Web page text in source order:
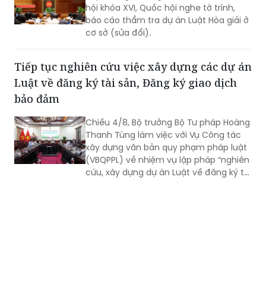
hội khóa XVI, Quốc hội nghe tờ trình,
báo cáo thẩm tra dự án Luật Hòa giải ở
cơ sở (sửa đổi).
Tiếp tục nghiên cứu việc xây dựng các dự án
Luật về đăng ký tài sản, Đăng ký giao dịch
bảo đảm
Chiều 4/8, Bộ trưởng Bộ Tư pháp Hoàng
Thanh Tùng làm việc với Vụ Công tác
xây dựng văn bản quy phạm pháp luật
(VBQPPL) về nhiệm vụ lập pháp “nghiên
cứu, xây dựng dự án Luật về đăng ký tài